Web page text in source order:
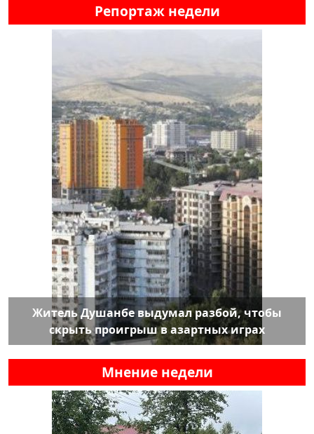
Репортаж недели
Житель Душанбе выдумал разбой, чтобы
скрыть проигрыш в азартных играх
Мнение недели